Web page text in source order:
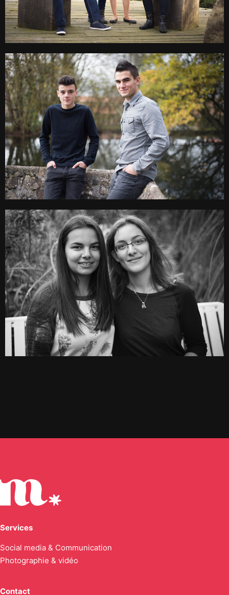
Services
Social media & Communication
Photographie & vidéo
Contact